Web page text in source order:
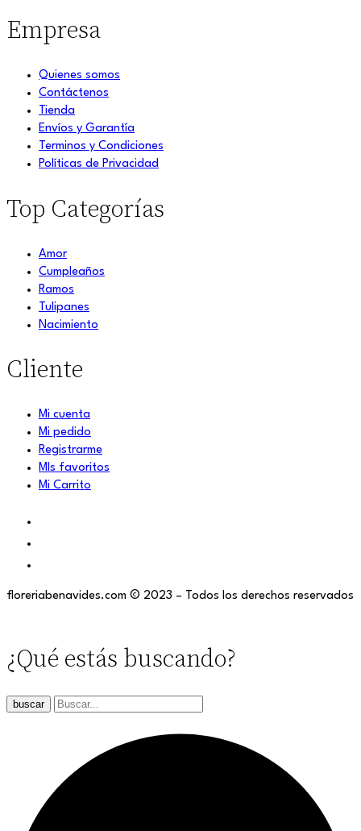
Empresa
Quienes somos
Contáctenos
Tienda
Envíos y Garantía
Terminos y Condiciones
Políticas de Privacidad
Top Categorías
Amor
Cumpleaños
Ramos
Tulipanes
Nacimiento
Cliente
Mi cuenta
Mi pedido
Registrarme
MIs favoritos
Mi Carrito
floreriabenavides.com © 2023 – Todos los derechos reservados
¿Qué estás buscando?
buscar